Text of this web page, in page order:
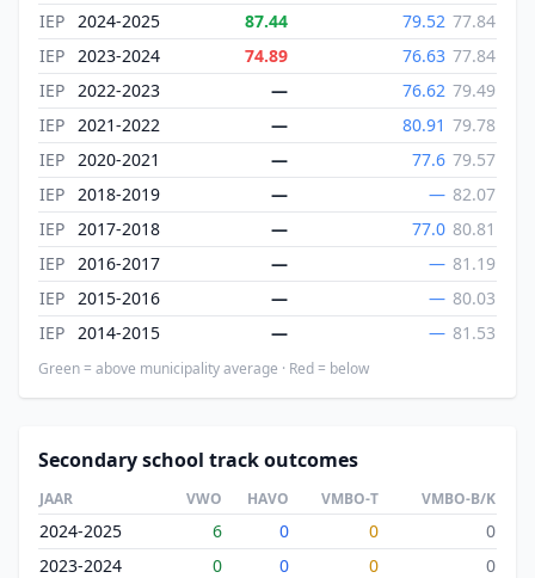
IEP 2024-2025 87.44 79.52 77.84
IEP 2023-2024 74.89 76.63 77.84
IEP 2022-2023 — 76.62 79.49
IEP 2021-2022 — 80.91 79.78
IEP 2020-2021 — 77.6 79.57
IEP 2018-2019 — — 82.07
IEP 2017-2018 — 77.0 80.81
IEP 2016-2017 — — 81.19
IEP 2015-2016 — — 80.03
IEP 2014-2015 — — 81.53
Green = above municipality average · Red = below
Secondary school track outcomes
JAAR VWO HAVO VMBO-T VMBO-B/K
2024-2025 6 0 0
0
2023-2024
0 0 0
0